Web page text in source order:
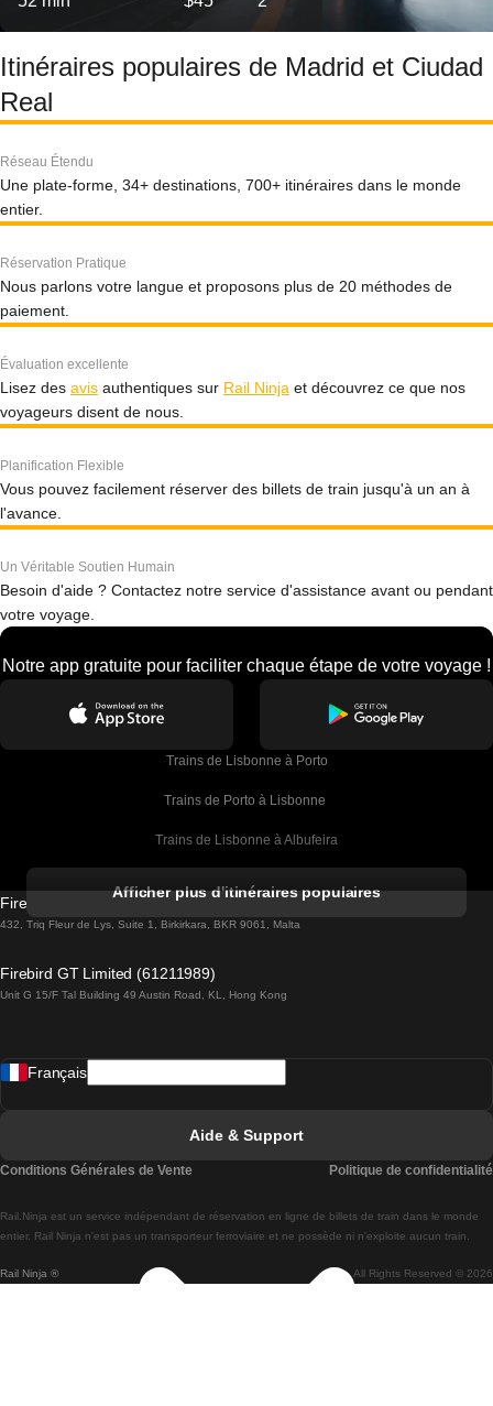
Itinéraires populaires de Madrid et Ciudad
Real
Réseau Étendu
Une plate-forme, 34+ destinations, 700+ itinéraires dans le monde
entier.
Réservation Pratique
Nous parlons votre langue et proposons plus de 20 méthodes de
paiement.
Évaluation excellente
Lisez des avis authentiques sur Rail Ninja et découvrez ce que nos
voyageurs disent de nous.
Planification Flexible
Vous pouvez facilement réserver des billets de train jusqu'à un an à
l'avance.
Un Véritable Soutien Humain
Besoin d'aide ? Contactez notre service d'assistance avant ou pendant
votre voyage.
Notre app gratuite pour faciliter chaque étape de votre voyage !
Trains de Lisbonne à Porto
Trains de Porto à Lisbonne
Trains de Lisbonne à Albufeira
Trains de Lisbonne à Lagos
Trains de Lisbonne à Madrid
Trains de Lisbonne à Braga
Trains de Braga à Lisbonne
Afficher plus d'itinéraires populaires
Firebird GT Limited (OC 1451)
432, Triq Fleur de Lys, Suite 1, Birkirkara, BKR 9061, Malta
Firebird GT Limited (61211989)
Unit G 15/F Tal Building 49 Austin Road, KL, Hong Kong
Rail Ninja ® All Rights Reserved © 2026
Rail.Ninja est un service indépendant de réservation en ligne de billets de train dans le monde
entier. Rail Ninja n'est pas un transporteur ferroviaire et ne possède ni n'exploite aucun train.
Français
Aide & Support
Conditions Générales de Vente Politique de confidentialité